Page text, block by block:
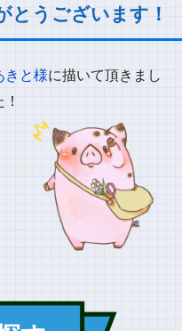
とうございます！
きと様に描いて頂きまし
！